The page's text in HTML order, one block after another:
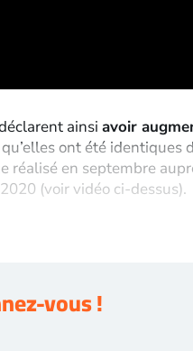
ainsi avoir
ont été identiques
réalisé en septembre
(voir vidéo ci-dessus).
vous !